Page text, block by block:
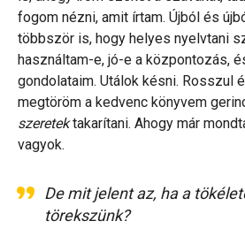
fogom nézni, amit írtam. Újból és
többször is, hogy helyes nyelvtani
használtam-e, jó-e a központozás,
gondolataim. Utálok késni. Rosszul
megtöröm a kedvenc könyvem
szeretektakarítani. Ahogy már
vagyok.
De mit jelent az, ha a
törekszünk?